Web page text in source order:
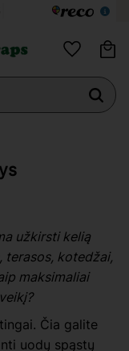
užkirsti kelią
terasos, kotedžai,
maksimaliai
Čia galite
uodų spąstų